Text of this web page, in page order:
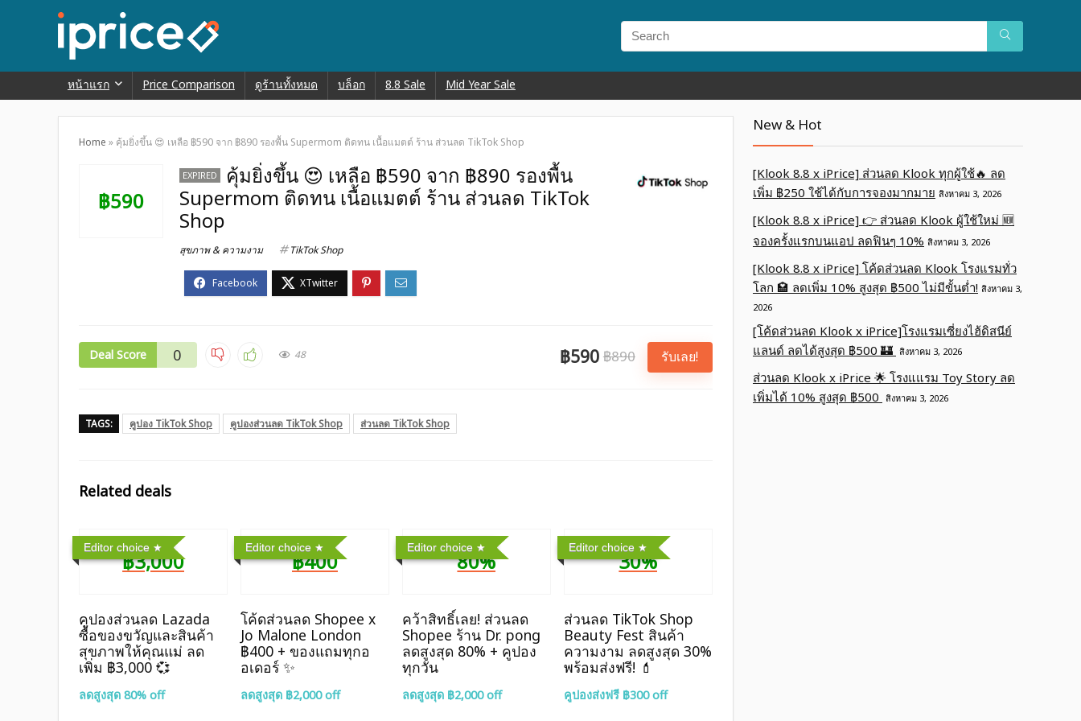
หน้าแรก Price Comparison ดูร้านทั้งหมด บล็อก 8.8 Sale Mid Year Sale
Home » คุ้มยิ่งขึ้น 😍 เหลือ ฿590 จาก ฿890 รองพื้น Supermom ติดทน เนื้อแมตต์ ร้าน ส่วนลด TikTok Shop
฿590
EXPIRED
คุ้มยิ่งขึ้น 😍 เหลือ ฿590 จาก ฿890 รองพื้น
Supermom ติดทน เนื้อแมตต์ ร้าน ส่วนลด TikTok
Shop
สุขภาพ & ความงาม TikTok Shop
Deal Score 0 48 ฿590 ฿890 รับเลย!
TAGS: คูปอง TikTok Shop คูปองส่วนลด TikTok Shop ส่วนลด TikTok Shop
Related deals
Editor choice
฿3,000
คูปองส่วนลด Lazada
ซื้อของขวัญและสินค้า
สุขภาพให้คุณแม่ ลด
เพิ่ม ฿3,000 💞
ลดสูงสุด 80% off
Editor choice
฿400
โค้ดส่วนลด Shopee x
Jo Malone London
฿400 + ของแถมทุกอ
อเดอร์ ✨
ลดสูงสุด ฿2,000 off
Editor choice
80%
คว้าสิทธิ์เลย! ส่วนลด
Shopee ร้าน Dr. pong
ลดสูงสุด 80% + คูปอง
ทุกวัน
ลดสูงสุด ฿2,000 off
Editor choice
30%
ส่วนลด TikTok Shop
Beauty Fest สินค้า
ความงาม ลดสูงสุด 30%
พร้อมส่งฟรี! 💄
คูปองส่งฟรี ฿300 off
New & Hot
[Klook 8.8 x iPrice] ส่วนลด Klook ทุกผู้ใช้🔥 ลด
เพิ่ม ฿250 ใช้ได้กับการจองมากมาย สิงหาคม 3, 2026
[Klook 8.8 x iPrice] 👉 ส่วนลด Klook ผู้ใช้ใหม่ 🆕
จองครั้งแรกบนแอป ลดฟินๆ 10% สิงหาคม 3, 2026
[Klook 8.8 x iPrice] โค้ดส่วนลด Klook โรงแรมทั่ว
โลก 🏩 ลดเพิ่ม 10% สูงสุด ฿500 ไม่มีขั้นต่ำ! สิงหาคม 3,
2026
[โค้ดส่วนลด Klook x iPrice]โรงแรมเซี่ยงไฮ้ดิสนีย์
แลนด์ ลดได้สูงสุด ฿500 🏰 สิงหาคม 3, 2026
ส่วนลด Klook x iPrice 🌟 โรงแแรม Toy Story ลด
เพิ่มได้ 10% สูงสุด ฿500 สิงหาคม 3, 2026